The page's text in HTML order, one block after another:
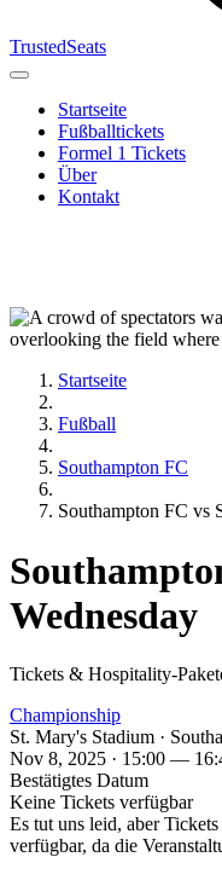
TrustedSeats
Startseite
Fußballtickets
Formel 1 Tickets
Über
Kontakt
Startseite
Fußball
Southampton FC
Southampton FC vs
Wednesday
Tickets & Hospitality-
Championship
St. Mary's Stadium ·
Nov 8, 2025 · 15:00 —
Bestätigtes Datum
Keine Tickets verfügbar
Es tut uns leid, aber
verfügbar, da die